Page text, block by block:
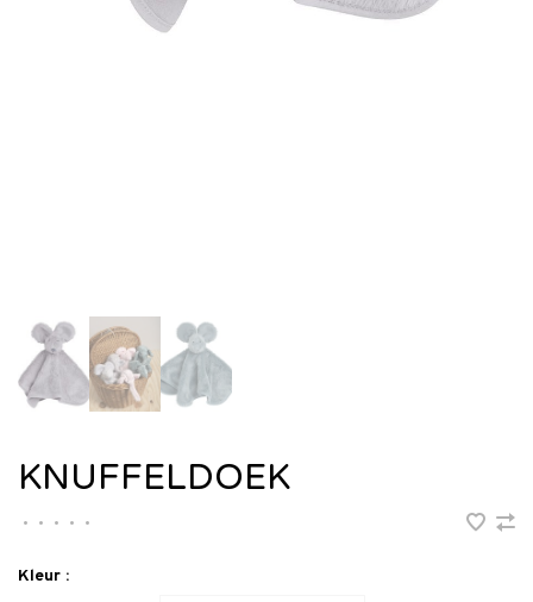
KNUFFELDOEK
• • • • •
Kleur :